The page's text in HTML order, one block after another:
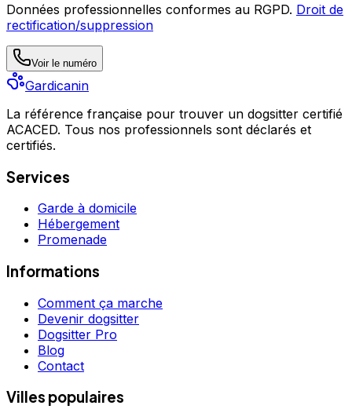
Données professionnelles conformes au RGPD. Droit de
rectification/suppression
Voir le numéro
Gardicanin
La référence française pour trouver un dogsitter certifié
ACACED. Tous nos professionnels sont déclarés et
certifiés.
Services
Garde à domicile
Hébergement
Promenade
Informations
Comment ça marche
Devenir dogsitter
Dogsitter Pro
Blog
Contact
Villes populaires